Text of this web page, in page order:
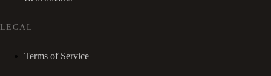
LEGAL
Terms of Service